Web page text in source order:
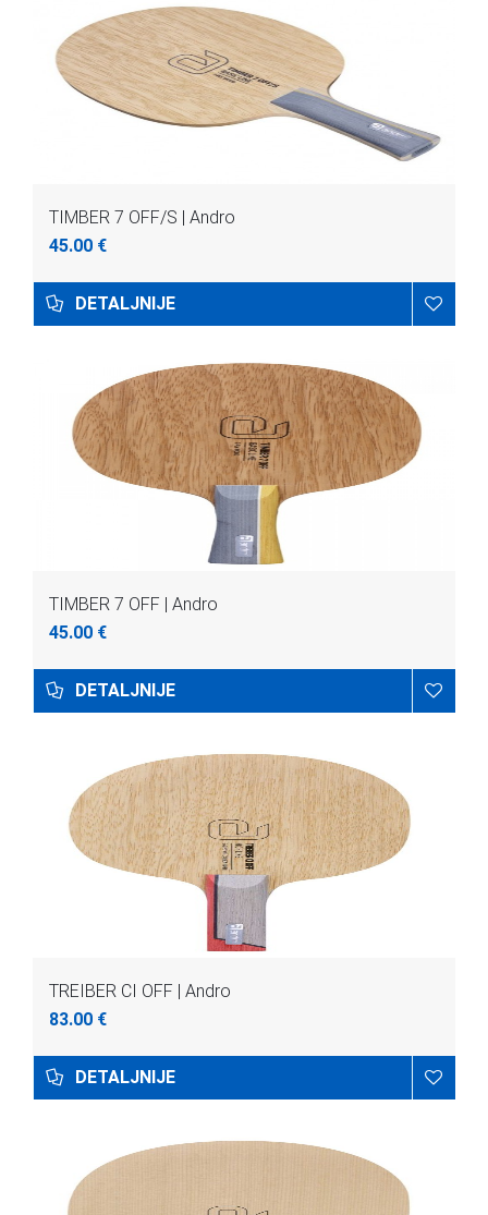
TIMBER 7 OFF/S | Andro
45.00 €
DETALJNIJE
TIMBER 7 OFF | Andro
45.00 €
DETALJNIJE
TREIBER CI OFF | Andro
83.00 €
DETALJNIJE